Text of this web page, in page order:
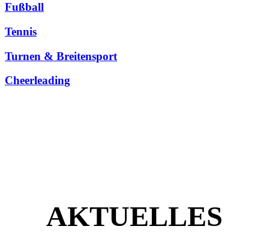
Fußball
Tennis
Turnen & Breitensport
Cheerleading
AKTUELLES